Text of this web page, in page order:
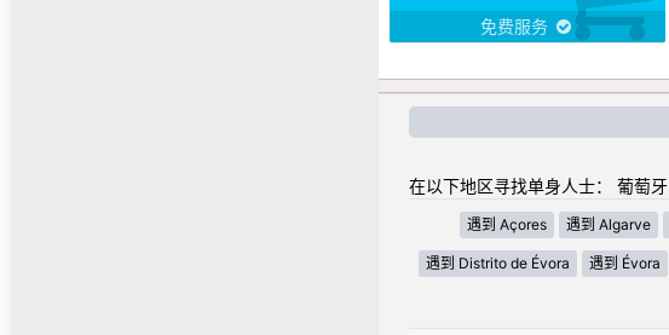
免费服务
在以下地区寻找单身人士： 葡萄牙
遇到 Açores 遇到 Algarve
遇到 Distrito de Évora 遇到 Évora